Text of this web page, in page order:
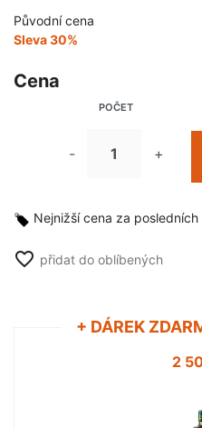
Původní cena
Sleva 30%
Cena
POČET
- +
Nejnižší cena za
favorite_border přidat do oblíbených
+ DÁREK
2